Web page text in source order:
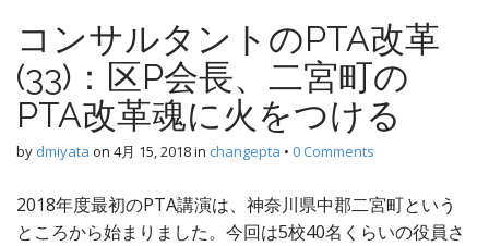
コンサルタントのPTA改革
(33)：区P会長、二宮町の
PTA改革魂に火をつける
by dmiyata on 4月 15, 2018in changepta • 0 Comments
2018年度最初のPTA講演は、神奈川県中郡二宮町という
ところから始まりました。今回は5校40名くらいの役員さ